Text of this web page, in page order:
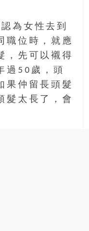
為女性去到
職位時，就應
，先可以襯得
過50歲，頭
果仲留長頭髮
髮太長了，會